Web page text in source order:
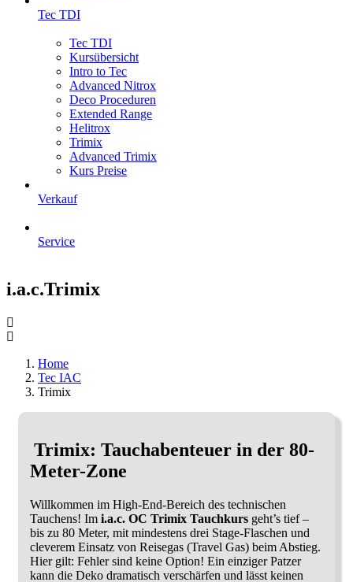
Tec TDI
Tec TDI
Kursübersicht
Intro to Tec
Advanced Nitrox
Deco Proceduren
Extended Range
Helitrox
Trimix
Advanced Trimix
Kurs Preise
Verkauf
Service
i.a.c.Trimix
Home
Tec IAC
Trimix
Trimix: Tauchabenteuer in der 80-
Meter-Zone
Willkommen im High-End-Bereich des technischen
Tauchens! Im i.a.c. OC Trimix Tauchkurs geht’s tief –
bis zu 80 Meter, mit mindestens drei Stage-Flaschen und
cleverem Einsatz von Reisegas (Travel Gas) beim Abstieg.
Hier gilt: Fehler sind keine Option! Ein einziger Patzer
kann die Deko dramatisch verschärfen und lässt keinen